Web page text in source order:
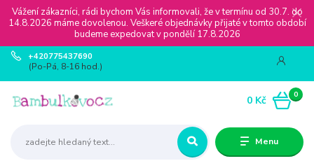
Vážení zákazníci, rádi bychom Vás informovali, že v termínu od 30.7. do
14.8.2026 máme dovolenou. Veškeré objednávky přijaté v tomto období
budeme expedovat v pondělí 17.8.2026
Menu
+420775437690
(Po-Pá, 8-16 hod.)
0
0 Kč